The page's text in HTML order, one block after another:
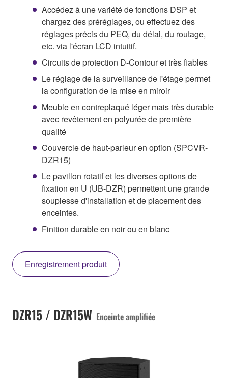
Accédez à une variété de fonctions DSP et
chargez des préréglages, ou effectuez des
réglages précis du PEQ, du délai, du routage,
etc. via l'écran LCD intuitif.
Circuits de protection D-Contour et très fiables
Le réglage de la surveillance de l'étage permet
la configuration de la mise en miroir
Meuble en contreplaqué léger mais très durable
avec revêtement en polyurée de première
qualité
Couvercle de haut-parleur en option (SPCVR-
DZR15)
Le pavillon rotatif et les diverses options de
fixation en U (UB-DZR) permettent une grande
souplesse d'installation et de placement des
enceintes.
Finition durable en noir ou en blanc
Enregistrement produit
DZR15 / DZR15W Enceinte amplifiée